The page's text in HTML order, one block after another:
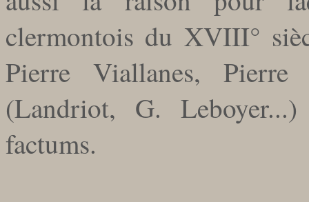
clermontois du XVIII°
Pierre Viallanes,
(Landriot, G.
factums.